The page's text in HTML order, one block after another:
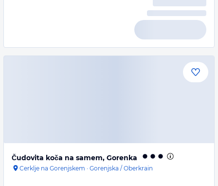
Čudovita koča na samem, Gorenka
Cerklje na Gorenjskem · Gorenjska / Oberkrain